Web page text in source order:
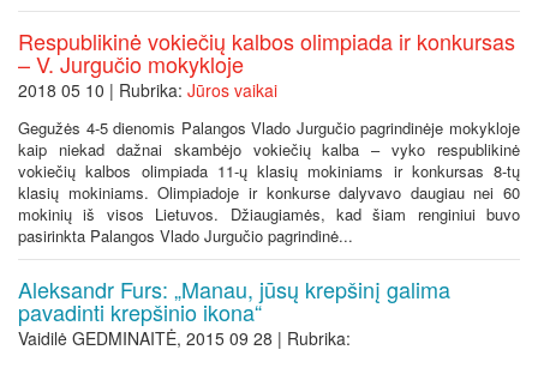
Respublikinė vokiečių kalbos olimpiada ir konkursas
– V. Jurgučio mokykloje
2018 05 10 | Rubrika: Jūros vaikai
Gegužės 4-5 dienomis Palangos Vlado Jurgučio pagrindinėje mokykloje
kaip niekad dažnai skambėjo vokiečių kalba – vyko respublikinė
vokiečių kalbos olimpiada 11-ų klasių mokiniams ir konkursas 8-tų
klasių mokiniams. Olimpiadoje ir konkurse dalyvavo daugiau nei 60
mokinių iš visos Lietuvos. Džiaugiamės, kad šiam renginiui buvo
pasirinkta Palangos Vlado Jurgučio pagrindinė...
Aleksandr Furs: „Manau, jūsų krepšinį galima
pavadinti krepšinio ikona“
Vaidilė GEDMINAITĖ, 2015 09 28 | Rubrika: